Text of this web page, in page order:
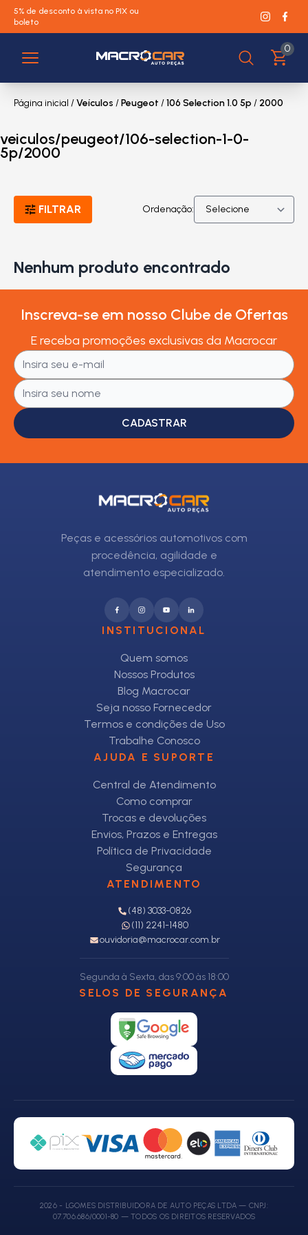
5% de desconto à vista no PIX ou
boleto
0
Página inicial /Veículos /Peugeot /106 Selection 1.0 5p/ 2000
veiculos/peugeot/106-selection-1-0-
5p/2000
FILTRAR Ordenação:
Nenhum produto encontrado
Inscreva-se em nosso Clube de Ofertas
E receba promoções exclusivas da Macrocar
CADASTRAR
Peças e acessórios automotivos com
procedência, agilidade e
atendimento especializado.
INSTITUCIONAL
Quem somos
Nossos Produtos
Blog Macrocar
Seja nosso Fornecedor
Termos e condições de Uso
Trabalhe Conosco
AJUDA E SUPORTE
Central de Atendimento
Como comprar
Trocas e devoluções
Envios, Prazos e Entregas
Política de Privacidade
Segurança
ATENDIMENTO
(48) 3033-0826
(11) 2241-1480
ouvidoria@macrocar.com.br
Segunda à Sexta, das 9:00 às 18:00
SELOS DE SEGURANÇA
2026 - LGOMES DISTRIBUIDORA DE AUTO PEÇAS LTDA — CNPJ:
07.706.686/0001-80 — TODOS OS DIREITOS RESERVADOS